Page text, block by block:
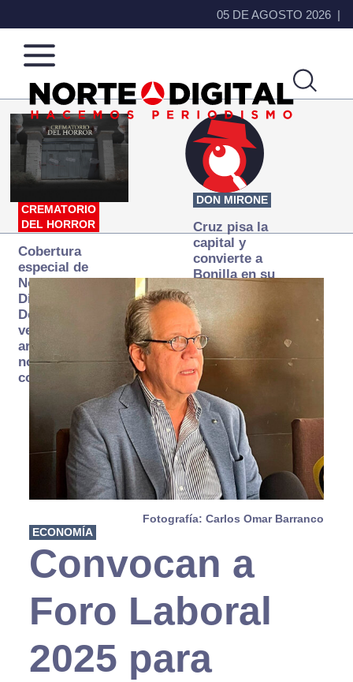
05 DE AGOSTO 2026
Norte
de
Ciudad
Más
que
noticias,
hacemos periodismo
CREMATORIO
DEL HORROR
Cobertura
especial de
Norte
Digital:
Donde la
verdad
arde… pero
no se
consume
DON MIRONE
Cruz pisa la
capital y
convierte a
Bonilla en su
primer blanco
Fotografía: Carlos Omar Barranco
ECONOMÍA
Convocan a
Foro Laboral
2025 para